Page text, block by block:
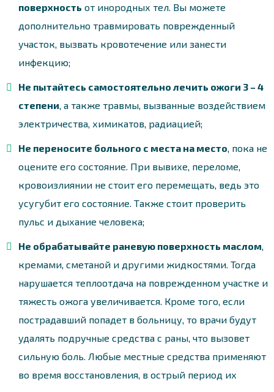
поверхность от инородных тел. Вы можете
дополнительно травмировать поврежденный
участок, вызвать кровотечение или занести
инфекцию;
Не пытайтесь самостоятельно лечить ожоги 3 – 4
степени , а также травмы, вызванные воздействием
электричества, химикатов, радиацией;
Не переносите больного с места на место , пока не
оцените его состояние. При вывихе, переломе,
кровоизлиянии не стоит его перемещать, ведь это
усугубит его состояние. Также стоит проверить
пульс и дыхание человека;
Не обрабатывайте раневую поверхность маслом
кремами, сметаной и другими жидкостями. Тогда
нарушается теплоотдача на поврежденном участке и
тяжесть ожога увеличивается. Кроме того, если
пострадавший попадет в больницу, то врачи будут
удалять подручные средства с раны, что вызовет
сильную боль. Любые местные средства применяют
во время восстановления, в острый период их